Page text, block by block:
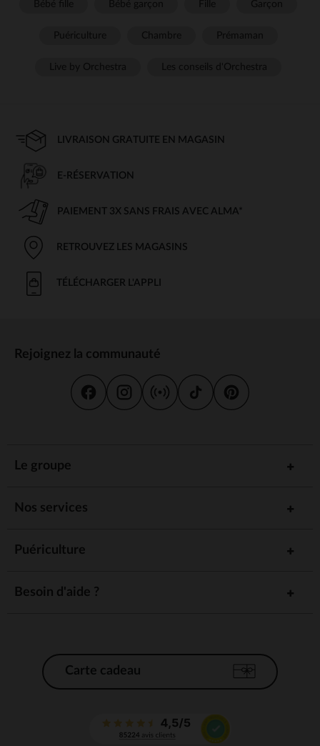
LIVRAISON GRATUITE EN MAGASIN
E-RÉSERVATION
PAIEMENT 3X SANS FRAIS AVEC ALMA*
RETROUVEZ LES MAGASINS
TÉLÉCHARGER L'APPLI
Rejoignez la communauté
Le groupe
Nos services
Puériculture
Besoin d'aide ?
Carte cadeau